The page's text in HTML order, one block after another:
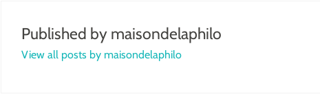
Published by maisondelaphilo
View all posts by maisondelaphilo